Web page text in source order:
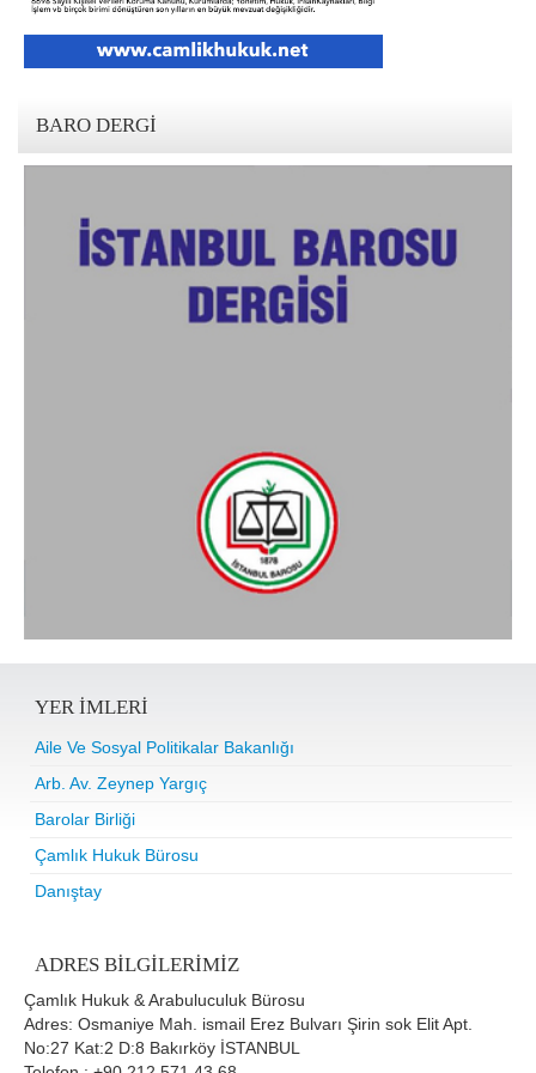
BARO DERGI
YER IMLERI
Aile Ve Sosyal Politikalar Bakanlığı
Arb. Av. Zeynep Yargıç
Barolar Birliği
Çamlık Hukuk Bürosu
Danıştay
ADRES BILGILERIMIZ
Çamlık Hukuk & Arabuluculuk Bürosu
Adres: Osmaniye Mah. ismail Erez Bulvarı Şirin sok Elit Apt.
No:27 Kat:2 D:8 Bakırköy İSTANBUL